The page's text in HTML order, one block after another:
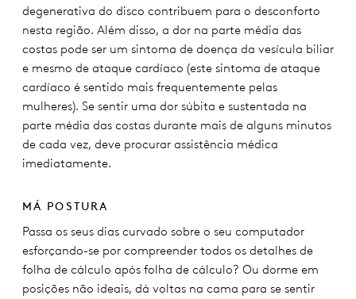
degenerativa do disco contribuem para o desconforto
nesta região. Além disso, a dor na parte média das
costas pode ser um sintoma de doença da vesícula biliar
e mesmo de ataque cardíaco (este sintoma de ataque
cardíaco é sentido mais frequentemente pelas
mulheres). Se sentir uma dor súbita e sustentada na
parte média das costas durante mais de alguns minutos
de cada vez, deve procurar assistência médica
imediatamente.
MÁ POSTURA
Passa os seus dias curvado sobre o seu computador
esforçando-se por compreender todos os detalhes de
folha de cálculo após folha de cálculo? Ou dorme em
posições não ideais, dá voltas na cama para se sentir